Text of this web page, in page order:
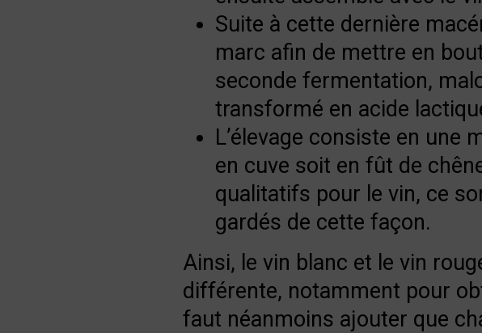
Suite à cette dernière
marc afin de mettre en
seconde fermentation,
transformé en acide
L’élevage consiste en une
en cuve soit en fût de
qualitatifs pour le vin, ce
gardés de cette façon.
Ainsi, le vin blanc et le vin
différente, notamment pour
faut néanmoins ajouter que